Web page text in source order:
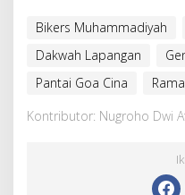
Bikers Muhammadiyah
Dakwah Lapangan
Pantai Goa Cina
Kontributor: Nugroho Dwi